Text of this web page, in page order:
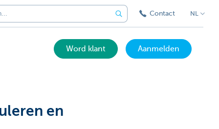
Contact NL
Word klant Aanmelden
en